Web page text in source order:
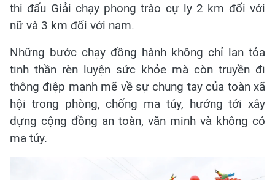
thi đấu Giải chạy phong trào cự ly 2 km đối với
nữ và 3 km đối với nam.
Những bước chạy đồng hành không chỉ lan tỏa
tinh thần rèn luyện sức khỏe mà còn truyền đi
thông điệp mạnh mẽ về sự chung tay của toàn xã
hội trong phòng, chống ma túy, hướng tới xây
dựng cộng đồng an toàn, văn minh và không có
ma túy.